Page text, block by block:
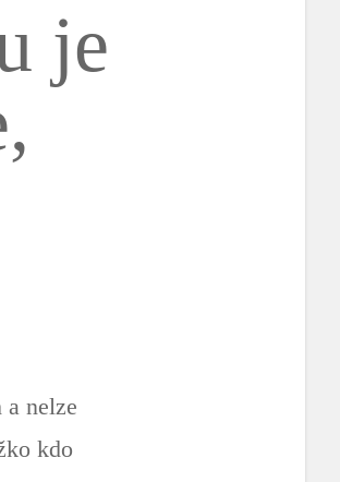
je
nelze
kdo